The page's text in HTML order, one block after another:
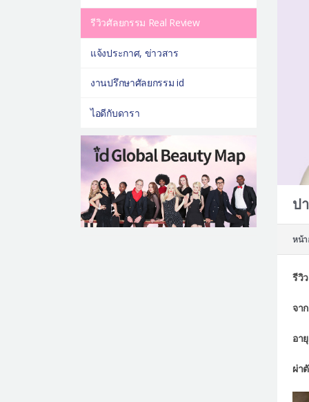
ป
หน้
รีวิ
จา
อา
ผ่า
รีวิวศัลยกรรม Real Review
แจ้งประกาศ, ข่าวสาร
งานปรึกษาศัลยกรรม id
ไอดีกับดารา